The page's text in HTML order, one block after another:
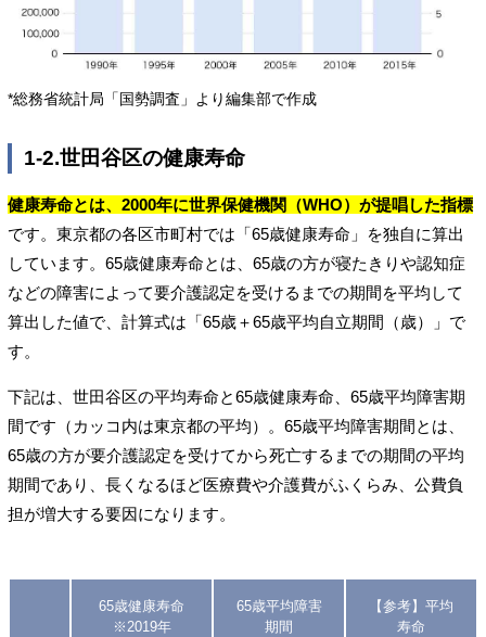
*総務省統計局「国勢調査」より編集部で作成
1-2.世田谷区の健康寿命
健康寿命とは、2000年に世界保健機関（WHO）が提唱した指標
です。東京都の各区市町村では「65歳健康寿命」を独自に算出
しています。65歳健康寿命とは、65歳の方が寝たきりや認知症
などの障害によって要介護認定を受けるまでの期間を平均して
算出した値で、計算式は「65歳＋65歳平均自立期間（歳）」で
す。
下記は、世田谷区の平均寿命と65歳健康寿命、65歳平均障害期
間です（カッコ内は東京都の平均）。65歳平均障害期間とは、
65歳の方が要介護認定を受けてから死亡するまでの期間の平均
期間であり、長くなるほど医療費や介護費がふくらみ、公費負
担が増大する要因になります。
65歳健康寿命
※2019年
65歳平均障害
期間
【参考】平均
寿命